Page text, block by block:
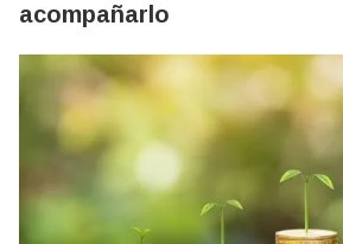
acompañarlo